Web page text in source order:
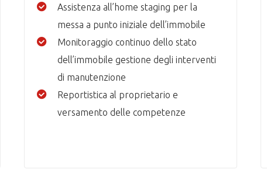
Assistenza all’home staging per la
messa a punto iniziale dell’immobile
Monitoraggio continuo dello stato
dell’immobile gestione degli interventi
di manutenzione
Reportistica al proprietario e
versamento delle competenze